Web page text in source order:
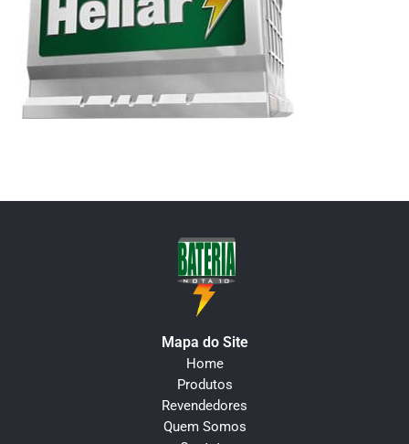
Mapa do Site
Home
Produtos
Revendedores
Quem Somos